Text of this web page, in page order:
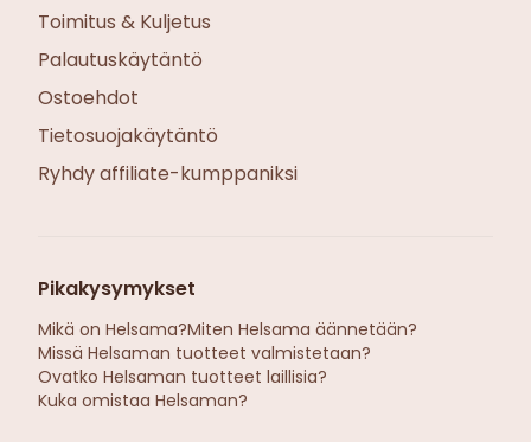
Toimitus & Kuljetus
Palautuskäytäntö
Ostoehdot
Tietosuojakäytäntö
Ryhdy affiliate-kumppaniksi
Pikakysymykset
Mikä on Helsama?Miten Helsama äännetään?
Missä Helsaman tuotteet valmistetaan?
Ovatko Helsaman tuotteet laillisia?
Kuka omistaa Helsaman?